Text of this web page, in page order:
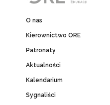
O nas
Kierownictwo ORE
Patronaty
Aktualności
Kalendarium
Sygnaliści